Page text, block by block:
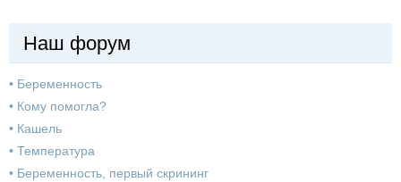
Наш форум
• Беременность
• Кому помогла?
• Кашель
• Температура
• Беременность, первый скрининг